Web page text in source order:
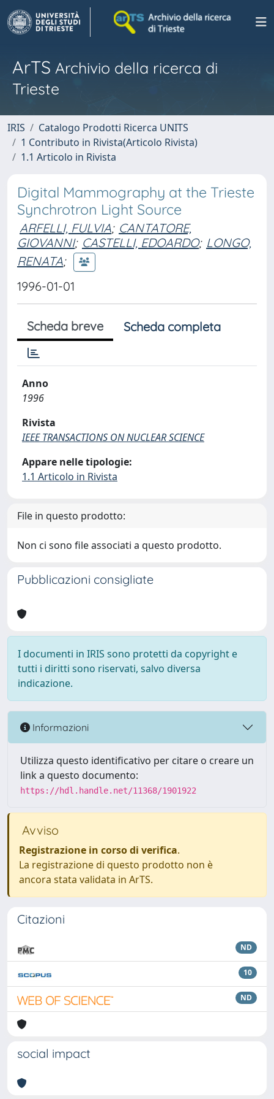
ArTS Archivio della ricerca di
Trieste
IRIS
Catalogo Prodotti Ricerca UNITS
1 Contributo in Rivista(Articolo Rivista)
1.1 Articolo in Rivista
Digital Mammography at the Trieste
Synchrotron Light Source
ARFELLI, FULVIA; CANTATORE,
GIOVANNI; CASTELLI, EDOARDO; LONGO,
RENATA;
1996-01-01
Scheda breve Scheda completa
Anno
1996
Rivista
IEEE TRANSACTIONS ON NUCLEAR SCIENCE
Appare nelle tipologie:
1.1 Articolo in Rivista
File in questo prodotto:
Non ci sono file associati a questo prodotto.
Pubblicazioni consigliate
I documenti in IRIS sono protetti da copyright e
tutti i diritti sono riservati, salvo diversa
indicazione.
Informazioni
Utilizza questo identificativo per citare o creare un
link a questo documento:
https://hdl.handle.net/11368/1901922
Avviso
Registrazione in corso di verifica.
La registrazione di questo prodotto non è
ancora stata validata in ArTS.
Citazioni
ND
10
ND
social impact